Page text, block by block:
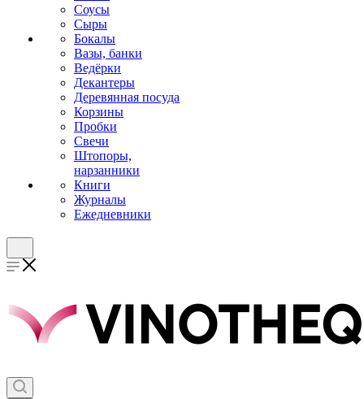
Соусы
Сыры
Бокалы
Вазы, банки
Ведёрки
Декантеры
Деревянная посуда
Корзины
Пробки
Свечи
Штопоры,
нарзанники
Книги
Журналы
Ежедневники